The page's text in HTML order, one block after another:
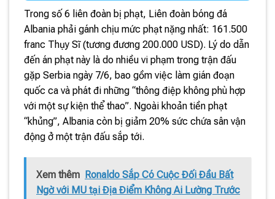
Trong số 6 liên đoàn bị phạt, Liên đoàn bóng đá
Albania phải gánh chịu mức phạt nặng nhất: 161.500
franc Thụy Sĩ (tương đương 200.000 USD). Lý do dẫn
đến án phạt này là do nhiều vi phạm trong trận đấu
gặp Serbia ngày 7/6, bao gồm việc làm gián đoạn
quốc ca và phát đi những “thông điệp không phù hợp
với một sự kiện thể thao”. Ngoài khoản tiền phạt
“khủng”, Albania còn bị giảm 20% sức chứa sân vận
động ở một trận đấu sắp tới.
Xem thêm Ronaldo Sắp Có Cuộc Đối Đầu Bất
Ngờ với MU tại Địa Điểm Không Ai Lường Trước